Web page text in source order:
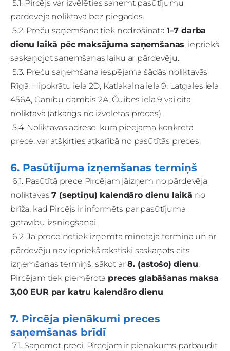
5.1. Pircējs var izvēlēties saņemt pasūtījumu
pārdevēja noliktavā bez piegādes.
5.2. Preču saņemšana tiek nodrošināta 1–7 darba
dienu laikā pēc maksājuma saņemšanas, iepriekš
saskaņojot saņemšanas laiku ar pārdevēju.
5.3. Preču saņemšana iespējama šādās noliktavās
Rīgā: Hipokrātu iela 2D, Katlakalna iela 9. Latgales iela
456A, Ganību dambis 2A, Čuibes iela 9 vai citā
noliktavā (atkarīgs no izvēlētās preces).
5.4. Noliktavas adrese, kurā pieejama konkrētā
prece, var atšķirties atkarībā no pasūtītās preces.
6. Pasūtījuma izņemšanas termiņš
6.1. Pasūtītā prece Pircējam jāizņem no pārdevēja
noliktavas7 (septiņu) kalendāro dienu laikā no
brīža, kad Pircējs ir informēts par pasūtījuma
gatavību izsniegšanai.
6.2. Ja prece netiek izņemta minētajā termiņā un ar
pārdevēju nav iepriekš rakstiski saskaņots cits
izņemšanas termiņš, sākot ar8. (astošo) dienu,
Pircējam tiek piemērota preces glabāšanas maksa
3,00 EUR par katru kalendāro dienu.
7. Pircēja pienākumi preces
saņemšanas brīdī
7.1. Saņemot preci, Pircējam ir pienākums pārbaudīt